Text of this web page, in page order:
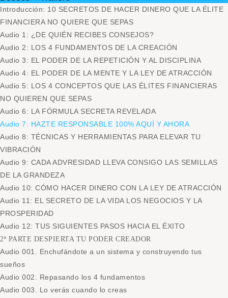
Introducción: 10 SECRETOS DE HACER DINERO QUE LA ÉLITE
FINANCIERA NO QUIERE QUE SEPAS
Audio 1: ¿DE QUIÉN RECIBES CONSEJOS?
Audio 2: LOS 4 FUNDAMENTOS DE LA CREACIÓN
Audio 3: EL PODER DE LA REPETICIÓN Y AL DISCIPLINA
Audio 4: EL PODER DE LA MENTE Y LA LEY DE ATRACCIÓN
Audio 5: LOS 4 CONCEPTOS QUE LAS ÉLITES FINANCIERAS
NO QUIEREN QUE SEPAS
Audio 6: LA FÓRMULA SECRETA REVELADA
Audio 7: HAZTE RESPONSABLE 100% AQUÍ Y AHORA
Audio 8: TÉCNICAS Y HERRAMIENTAS PARA ELEVAR TU
VIBRACIÓN
Audio 9: CADA ADVRESIDAD LLEVA CONSIGO LAS SEMILLAS
DE LA GRANDEZA
Audio 10: CÓMO HACER DINERO CON LA LEY DE ATRACCIÓN
Audio 11: EL SECRETO DE LA VIDA LOS NEGOCIOS Y LA
PROSPERIDAD
Audio 12: TUS SIGUIENTES PASOS HACIA EL ÉXITO
2ª PARTE DESPIERTA TU PODER CREADOR
Audio 001. Enchufándote a un sistema y construyendo tus
sueños
Audio 002. Repasando los 4 fundamentos
Audio 003. Lo verás cuando lo creas